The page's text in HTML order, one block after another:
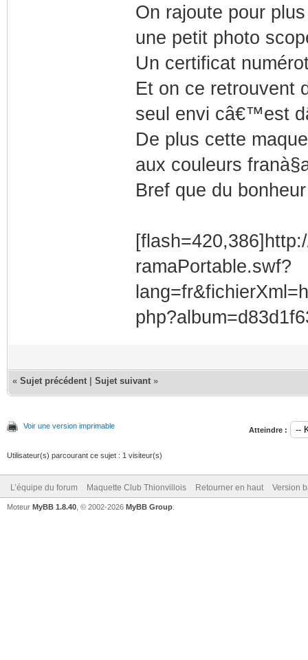
On rajoute pour
une petit photo
Un certificat
Et on ce retrouvent
seul envi câ€™est
De plus cette
aux couleurs
Bref que du bonheur
ramaPortable.swf?
« Sujet précédent Sujet suivant »
Voir une version imprimable Atteindre :
Utilisateur(s) parcourant ce sujet : 1 visiteur(s)
L’équipe du forum Maquette Club Thionvillois Retourner en haut Version
Moteur MyBB 1.8.40 , © 2002-2026 MyBB Group